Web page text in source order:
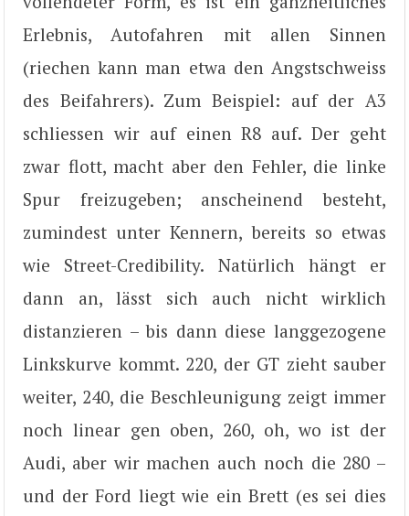
Erlebnis, Autofahren mit allen Sinnen
(riechen kann man etwa den Angstschweiss
des Beifahrers). Zum Beispiel: auf der A3
schliessen wir auf einen R8 auf. Der geht
zwar flott, macht aber den Fehler, die linke
Spur freizugeben; anscheinend besteht,
zumindest unter Kennern, bereits so etwas
wie Street-Credibility. Natürlich hängt er
dann an, lässt sich auch nicht wirklich
distanzieren – bis dann diese langgezogene
Linkskurve kommt. 220, der GT zieht sauber
weiter, 240, die Beschleunigung zeigt immer
noch linear gen oben, 260, oh, wo ist der
Audi, aber wir machen auch noch die 280 –
und der Ford liegt wie ein Brett (es sei dies